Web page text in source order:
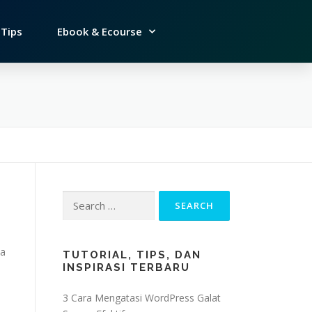
Tips Ebook & Ecourse
TUTORIAL, TIPS, DAN
INSPIRASI TERBARU
3 Cara Mengatasi WordPress Galat